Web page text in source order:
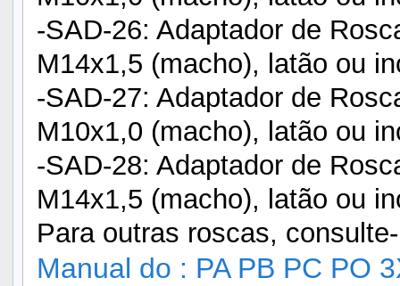
-SAD-26: Adaptador de
M14x1,5 (macho), latão ou
-SAD-27: Adaptador de
M10x1,0 (macho), latão ou
-SAD-28: Adaptador de
M14x1,5 (macho), latão ou
Para outras roscas,
Manual do : PA PB PC PO